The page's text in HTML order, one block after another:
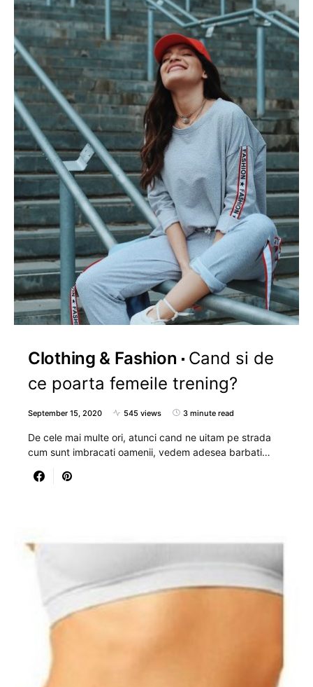
Clothing & Fashion
Cand si de
ce poarta femeile trening?
September 15, 2020 545 views 3 minute read
De cele mai multe ori, atunci cand ne uitam pe strada
cum sunt imbracati oamenii, vedem adesea barbati…